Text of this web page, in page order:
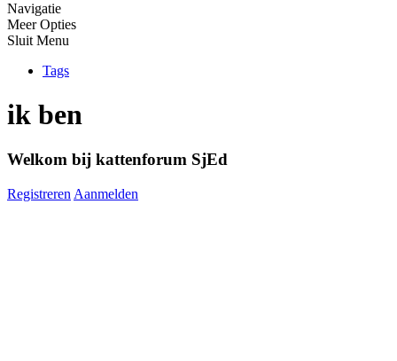
Navigatie
Meer Opties
Sluit Menu
Tags
ik ben
Welkom bij kattenforum SjEd
Registreren Aanmelden